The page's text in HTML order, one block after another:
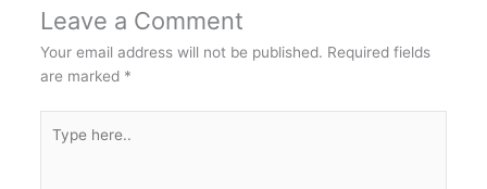
Leave a Comment
Your email address will not be published. Required fields
are marked *
here..